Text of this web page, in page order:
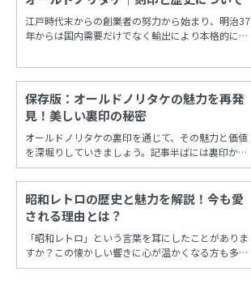
江戸時代末からの創業者の努力から始まり、明治37
年からは国内需要だけでなく輸出により本格的に栄
保存版：オールドノリタケの魅力を再発
見！美しい裏印の秘密
オールドノリタケの裏印を通じて、その魅力と価値
を深堀りしていきましょう。記事半ばには裏印から
年代を調べることができる保存版一覧もあります！
昭和レトロの歴史と魅力を解説！今も愛
される理由とは？
「昭和レトロ」という言葉を耳にしたことがありま
すか？この懐かしい響きに心が温かくなる方も多い
でしょう。昭和時代の風情を再現し、今も多くの